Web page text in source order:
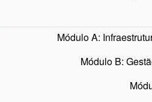
Módulo A:
Módulo B: